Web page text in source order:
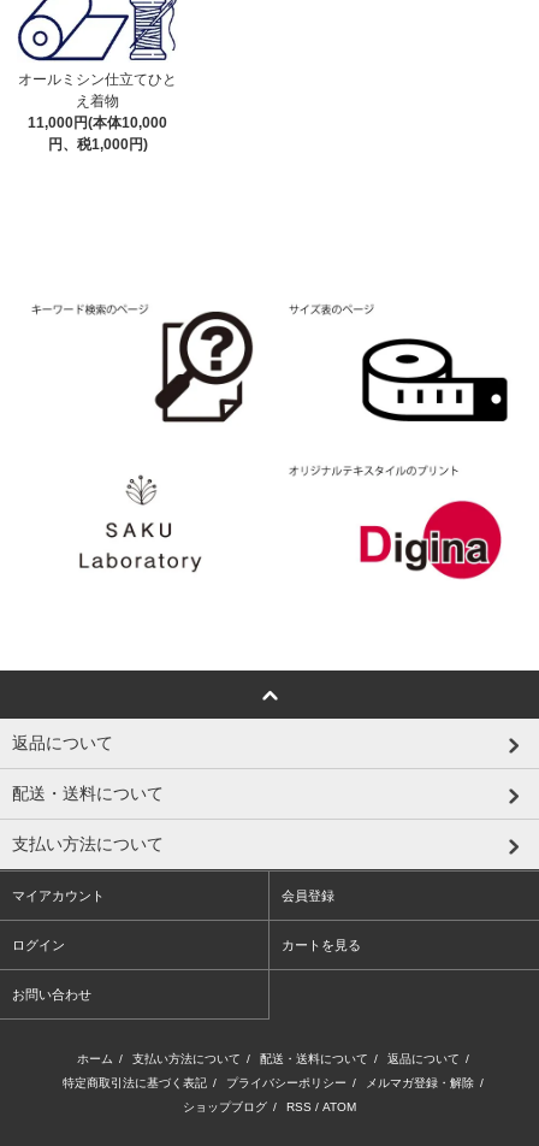
オールミシン仕立てひと
え着物
11,000円(本体10,000
円、税1,000円)
返品について
配送・送料について
支払い方法について
マイアカウント 会員登録
ログイン カートを見る
お問い合わせ
ホーム / 支払い方法について / 配送・送料について / 返品について /
特定商取引法に基づく表記 / プライバシーポリシー / メルマガ登録・解除 /
ショップブログ / RSS / ATOM